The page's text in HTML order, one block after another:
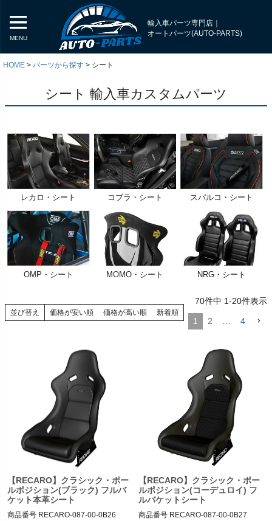
MENU
輸入車パーツ専門店｜
オートパーツ(AUTO-PARTS)
HOME パーツから探す シート
シート 輸入車カスタムパーツ
レカロ・シート コブラ・シート スパルコ・シート
OMP・シート MOMO・シート NRG・シート
並び替え 価格が安い順 価格が高い順 新着順
70件中 1-20件表示
1 2 4
【RECARO】クラシック・ポー
ルポジション(ブラック) フルバ
ケット本革シート
商品番号 RECARO-087-00-0B26
【RECARO】クラシック・ポー
ルポジション(コーデュロイ) フ
ルバケットシート
商品番号 RECARO-087-00-0B27